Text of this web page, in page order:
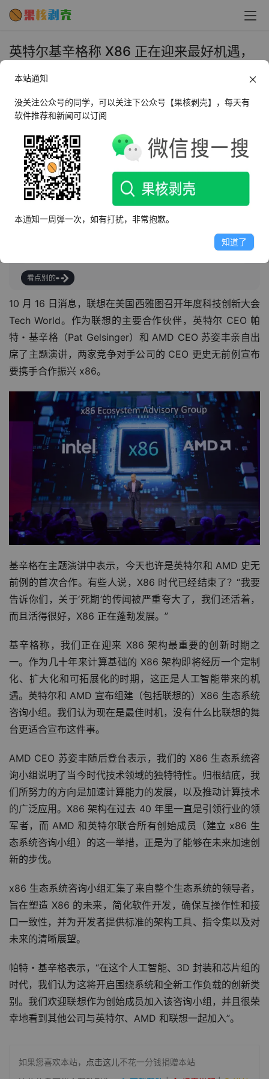
英特尔基辛格称 X86 正在迎来最好机遇，
2024年10月16日 上午10:00 • 圈内新闻
AI摘要
此内容由AI根据文章内容自动生成，并已由人工审核
联想Tech World大会上，英特尔与AMD CEO宣布携手合作
振兴x86架构，强调x86时代未结束且正迎来重要创新期。
双方组建x86生态系统咨询小组，旨在推动计算技术发展，
简化软件开发，确保互操作性和接口一致性。联想等领导
看点别的
10 月 16 日消息，联想在美国西雅图召开年度科技创新大会
Tech World。作为联想的主要合作伙伴，英特尔 CEO 帕
特・基辛格（Pat Gelsinger）和 AMD CEO 苏姿丰亲自出
席了主题演讲，两家竞争对手公司的 CEO 更史无前例宣布
要携手合作振兴 x86。
基辛格在主题演讲中表示，今天也许是英特尔和 AMD 史无
前例的首次合作。有些人说，X86 时代已经结束了？“我要
告诉你们，关于‘死期’的传闻被严重夸大了，我们还活着，
而且活得很好，X86 正在蓬勃发展。”
基辛格称，我们正在迎来 X86 架构最重要的创新时期之
一。作为几十年来计算基础的 X86 架构即将经历一个定制
化、扩大化和可拓展化的时期，这正是人工智能带来的机
遇。英特尔和 AMD 宣布组建（包括联想的）X86 生态系统
咨询小组。我们认为现在是最佳时机，没有什么比联想的舞
台更适合宣布这件事。
AMD CEO 苏姿丰随后登台表示，我们的 X86 生态系统咨
询小组说明了当今时代技术领域的独特特性。归根结底，我
们所努力的方向是加速计算能力的发展，以及推动计算技术
的广泛应用。X86 架构在过去 40 年里一直是引领行业的领
军者，而 AMD 和英特尔联合所有创始成员（建立 x86 生
态系统咨询小组）的这一举措，正是为了能够在未来加速创
新的步伐。
x86 生态系统咨询小组汇集了来自整个生态系统的领导者，
旨在塑造 X86 的未来，简化软件开发，确保互操作性和接
口一致性，并为开发者提供标准的架构工具、指令集以及对
未来的清晰展望。
帕特・基辛格表示，“在这个人工智能、3D 封装和芯片组的
时代，我们认为这将开启围绕系统和全新工作负载的创新类
别。我们欢迎联想作为创始成员加入该咨询小组，并且很荣
幸地看到其他公司与英特尔、AMD 和联想一起加入”。
如果您喜欢本站， 点击这儿不花一分钱捐赠本站
本站通知
没关注公众号的同学，可以关注下公众号【果核剥壳】，每天有
软件推荐和新闻可以订阅
本通知一周弹一次，如有打扰，非常抱歉。
知道了